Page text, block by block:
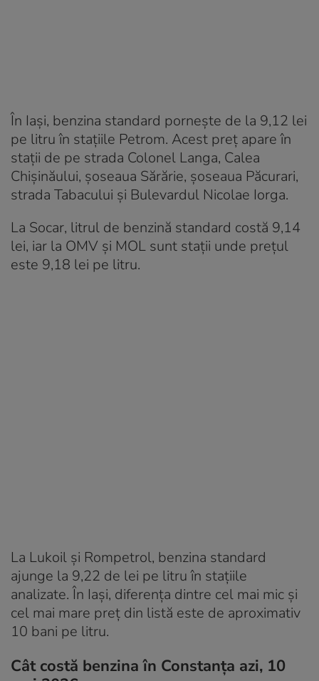
În Iași, benzina standard pornește de la 9,12 lei
pe litru în stațiile Petrom. Acest preț apare în
stații de pe strada Colonel Langa, Calea
Chișinăului, șoseaua Sărărie, șoseaua Păcurari,
strada Tabacului și Bulevardul Nicolae Iorga.
La Socar, litrul de benzină standard costă 9,14
lei, iar la OMV și MOL sunt stații unde prețul
este 9,18 lei pe litru.
La Lukoil și Rompetrol, benzina standard
ajunge la 9,22 de lei pe litru în stațiile
analizate. În Iași, diferența dintre cel mai mic și
cel mai mare preț din listă este de aproximativ
10 bani pe litru.
Cât costă benzina în Constanța azi, 10